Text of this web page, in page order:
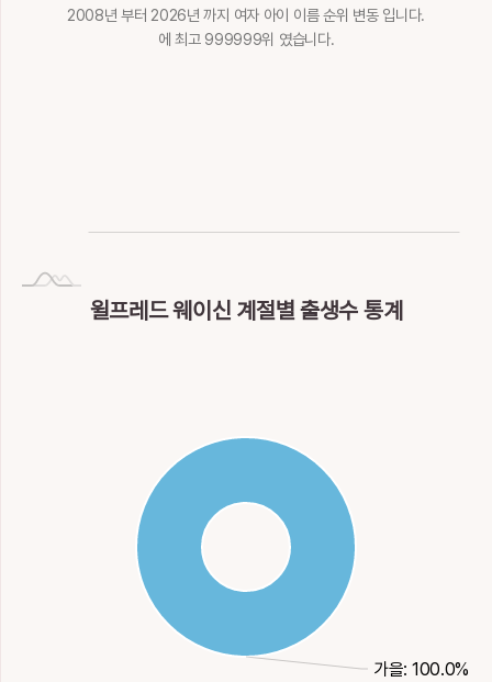
2008년 부터 2026년 까지 여자 아이 이름 순위 변동 입니다.
에 최고 999999위 였습니다.
윌프레드 웨이신 계절별 출생수 통계
가을: 100.0%